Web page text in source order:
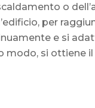
o
per
e si
modo, si ottiene